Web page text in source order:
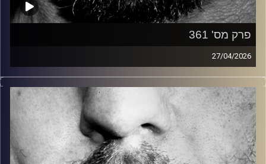
פרק מס' 361
27/04/2026
זיפים, מוזיקה מחוספסת של הופעות חיות. הרבה ג'אם, רוק,
בלוז, bluegrass, ג'אז, Fאנק, פרוגרסיב ואפילו אלקטרוניקה.
כל מה שחי, אמיתי ונושם.
עם שמוליק רגב.
קרדיט תמונות: David Goehring